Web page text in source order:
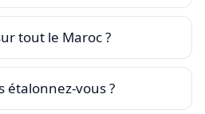
tout le Maroc ?
étalonnez-vous ?